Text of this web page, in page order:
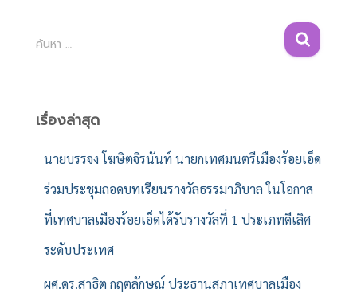
ค้
น
สำ
ค้นหา …
เรื่องล่าสุด
นายบรรจง โฆษิตจิรนันท์ นายกเทศมนตรีเมืองร้อยเอ็ด
ร่วมประชุมถอดบทเรียนรางวัลธรรมาภิบาล ในโอกาส
ที่เทศบาลเมืองร้อยเอ็ดได้รับรางวัลที่ 1 ประเภทดีเลิศ
ระดับประเทศ
ผศ.ดร.สาธิต กฤตลักษณ์ ประธานสภาเทศบาลเมือง